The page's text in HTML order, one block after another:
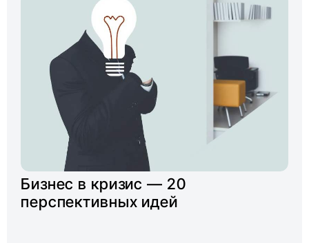
Бизнес в кризис — 20
перспективных идей